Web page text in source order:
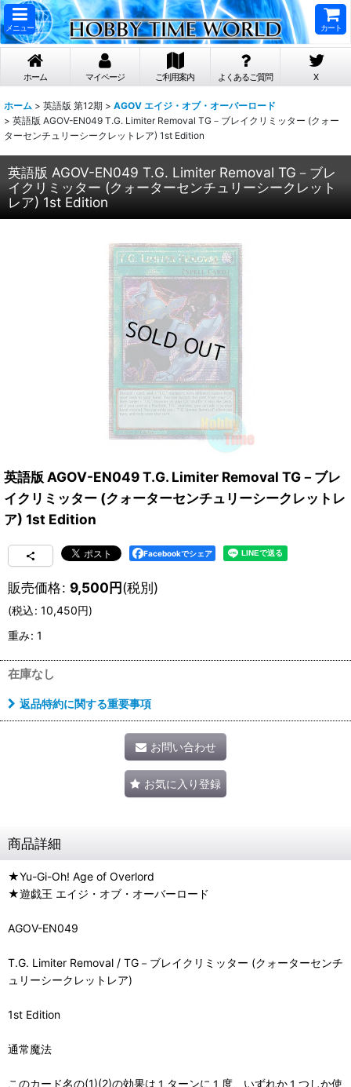
メニュー カート
ホーム マイページ ご利用案内 よくあるご質問 X
ホーム > 英語版 第12期 > AGOV エイジ・オブ・オーバーロード
> 英語版 AGOV-EN049 T.G. Limiter Removal TG－ブレイクリミッター (クォー
ターセンチュリーシークレットレア) 1st Edition
英語版 AGOV-EN049 T.G. Limiter Removal TG－ブレ
イクリミッター (クォーターセンチュリーシークレット
レア) 1st Edition
英語版 AGOV-EN049 T.G. Limiter Removal TG－ブレ
イクリミッター (クォーターセンチュリーシークレットレ
ア) 1st Edition
Facebookでシェア
販売価格: 9,500円(税別)
(税込: 10,450円)
重み: 1
在庫なし
返品特約に関する重要事項
お問い合わせ
お気に入り登録
商品詳細
★Yu-Gi-Oh! Age of Overlord
★遊戯王 エイジ・オブ・オーバーロード
AGOV-EN049
T.G. Limiter Removal / TG－ブレイクリミッター (クォーターセンチ
ュリーシークレットレア)
1st Edition
通常魔法
このカード名の(1)(2)の効果は１ターンに１度、いずれか１つしか使